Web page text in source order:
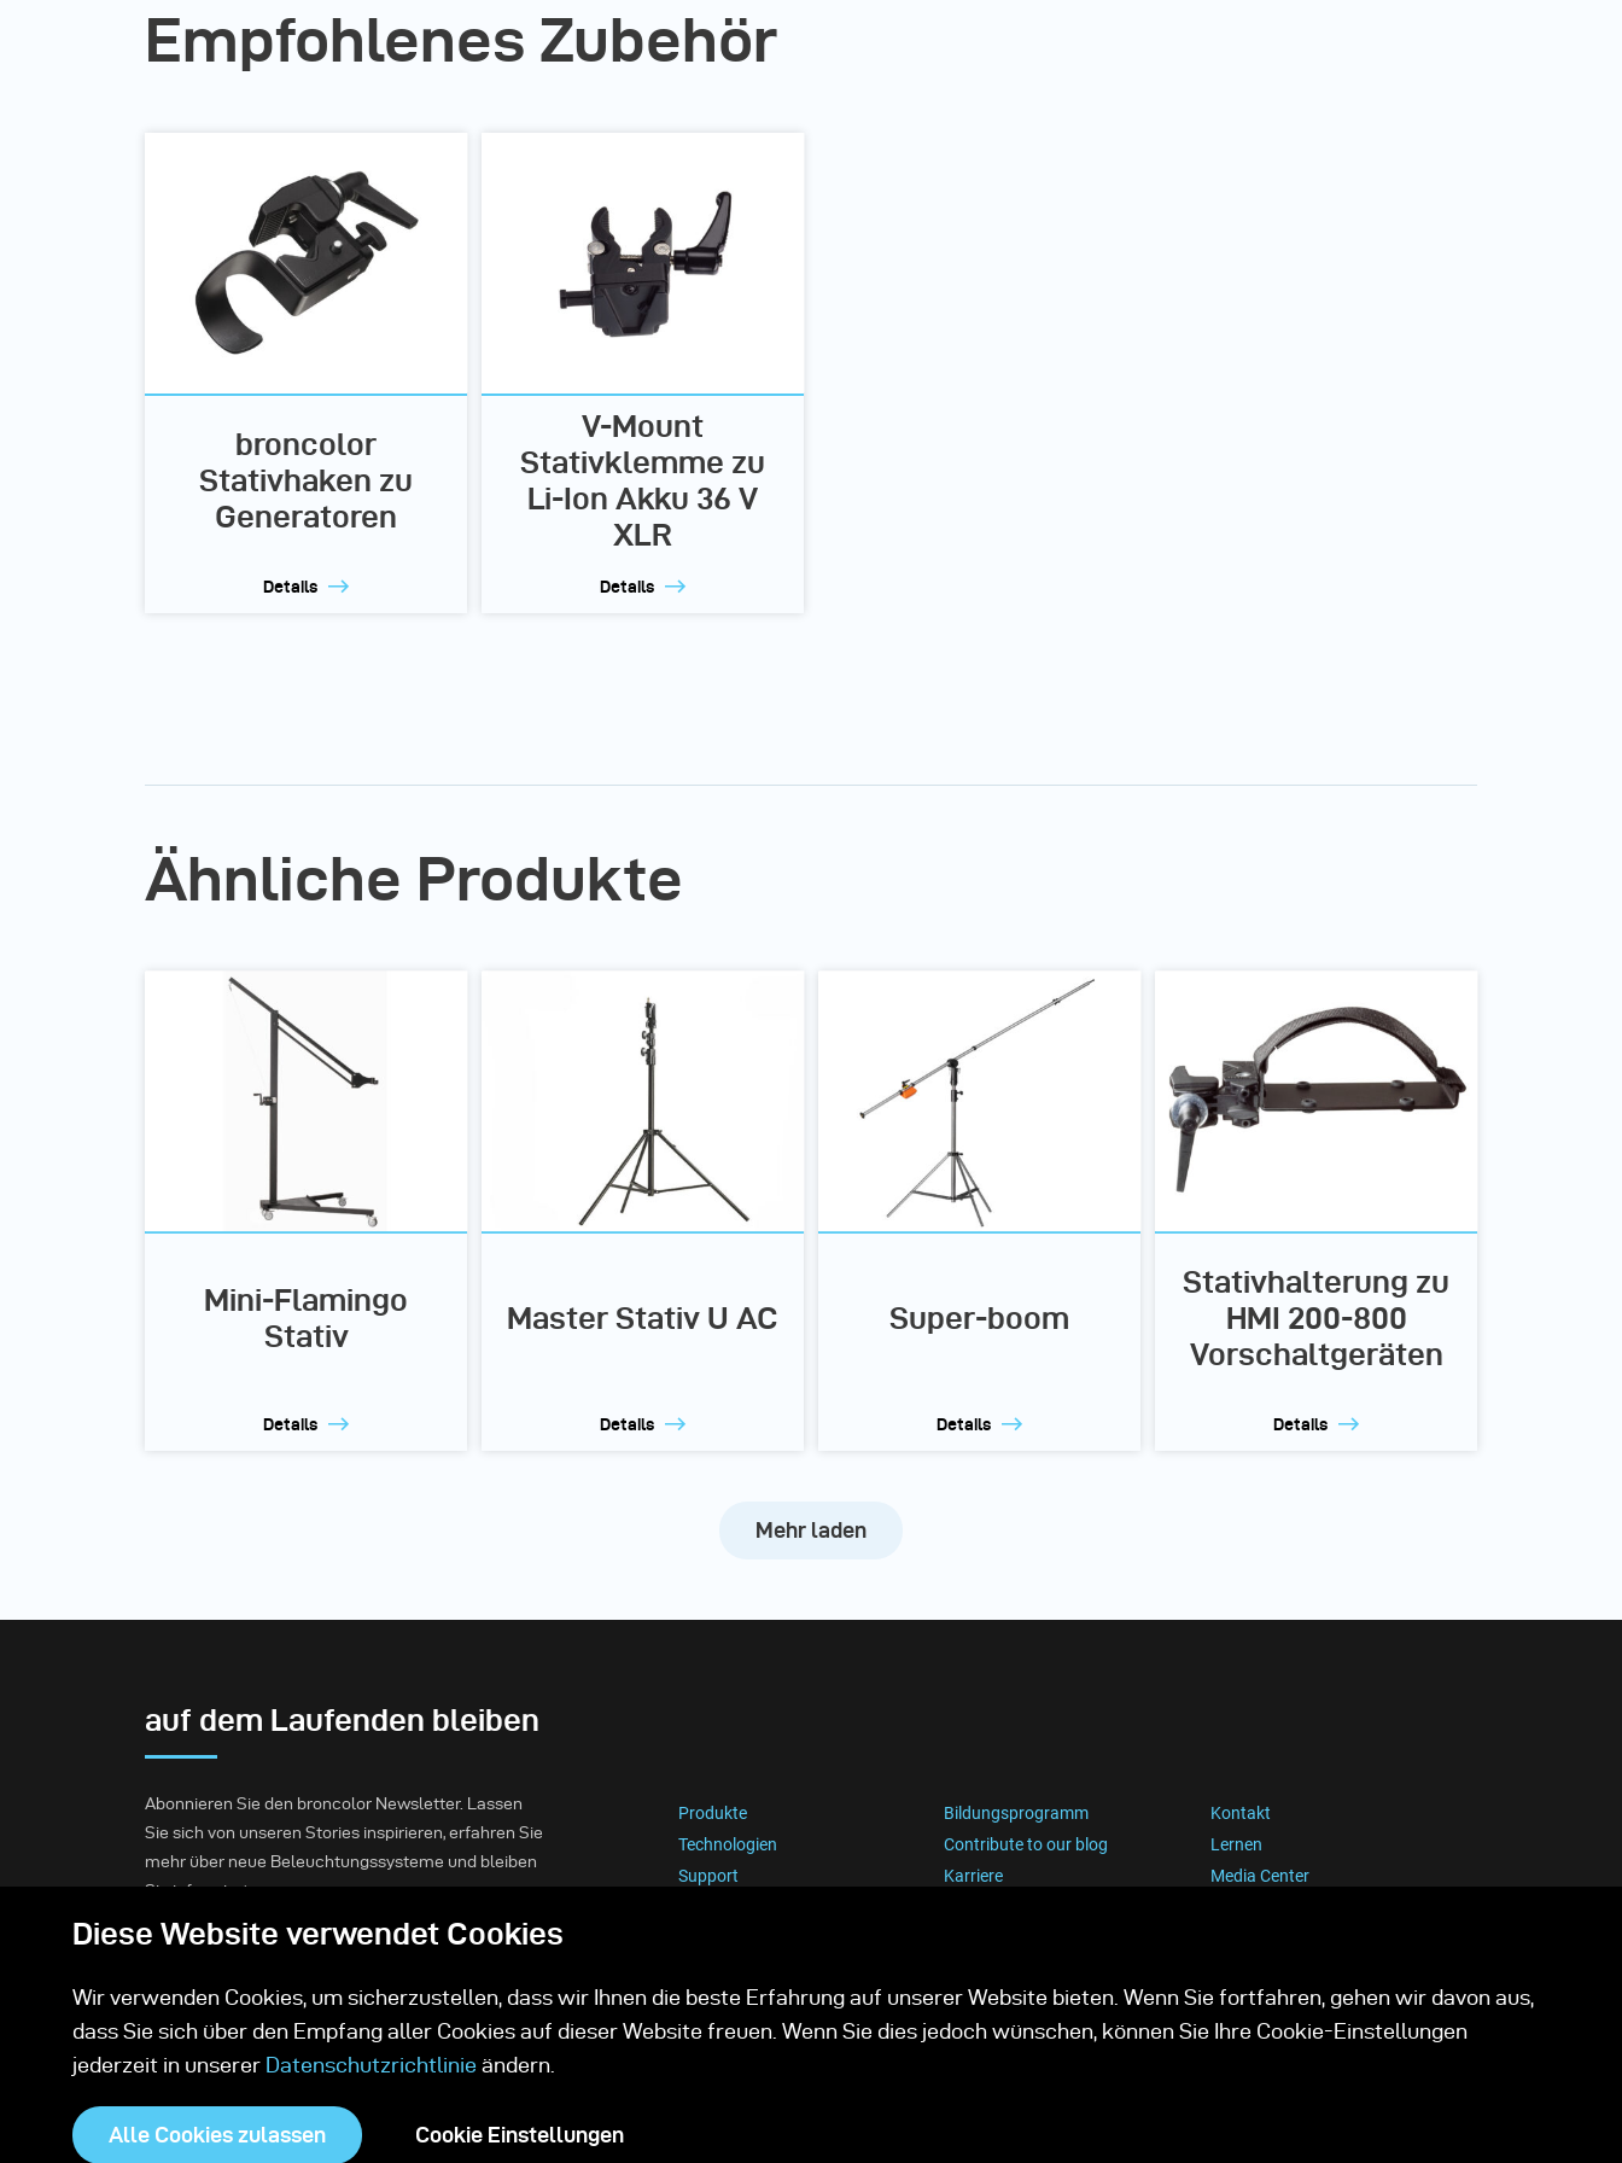
Empfohlenes Zubehör
broncolor
Stativhaken zu
Generatoren
Details
V-Mount
Stativklemme zu
Li-Ion Akku 36 V
XLR
Details
Ähnliche Produkte
Mini-Flamingo
Stativ
Details
Master Stativ U AC
Details
Super-boom
Details
Stativhalterung zu
HMI 200-800
Vorschaltgeräten
Details
Mehr laden
auf dem Laufenden bleiben
Abonnieren Sie den broncolor Newsletter. Lassen
Sie sich von unseren Stories inspirieren, erfahren Sie
mehr über neue Beleuchtungssysteme und bleiben
Sie informiert.
Produkte Bildungsprogramm
Kontakt
Technologien
Contribute to our blog
Lernen
Support
Karriere Media Center
Diese Website verwendet Cookies
Wir verwenden Cookies, um sicherzustellen, dass wir Ihnen die beste Erfahrung auf unserer Website bieten. Wenn Sie fortfahren, gehen wir davon aus,
dass Sie sich über den Empfang aller Cookies auf dieser Website freuen. Wenn Sie dies jedoch wünschen, können Sie Ihre Cookie-Einstellungen
jederzeit in unserer Datenschutzrichtlinie ändern.
Alle Cookies zulassen Cookie Einstellungen